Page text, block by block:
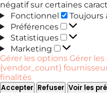
négatif sur certaines
Fonctionnel
Toujours
Préférences
Statistiques
Marketing
Marketing
Gérer les options Gérer
{vendor_count}
finalités
Accepter Refuser Voir les